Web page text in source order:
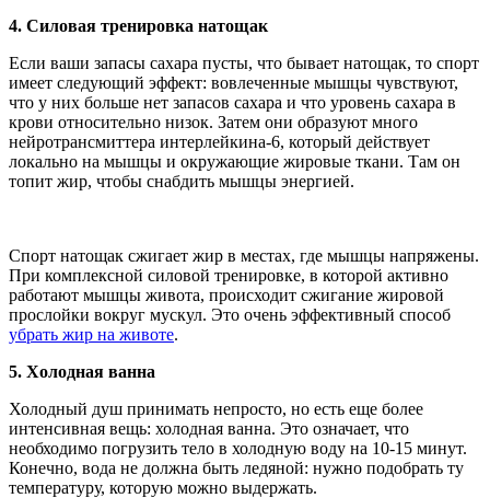
4. Силовая тренировка натощак
Если ваши запасы сахара пусты, что бывает натощак, то спорт
имеет следующий эффект: вовлеченные мышцы чувствуют,
что у них больше нет запасов сахара и что уровень сахара в
крови относительно низок. Затем они образуют много
нейротрансмиттера интерлейкина-6, который действует
локально на мышцы и окружающие жировые ткани. Там он
топит жир, чтобы снабдить мышцы энергией.
Спорт натощак сжигает жир в местах, где мышцы напряжены.
При комплексной силовой тренировке, в которой активно
работают мышцы живота, происходит сжигание жировой
прослойки вокруг мускул. Это очень эффективный способ
убрать жир на животе.
5. Холодная ванна
Холодный душ принимать непросто, но есть еще более
интенсивная вещь: холодная ванна. Это означает, что
необходимо погрузить тело в холодную воду на 10-15 минут.
Конечно, вода не должна быть ледяной: нужно подобрать ту
температуру, которую можно выдержать.